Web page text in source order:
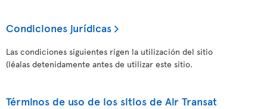
Condiciones jurídicas
Las condiciones siguientes rigen la utilización del sitio
(léalas detenidamente antes de utilizar este sitio.
Términos de uso de los sitios de Air Transat